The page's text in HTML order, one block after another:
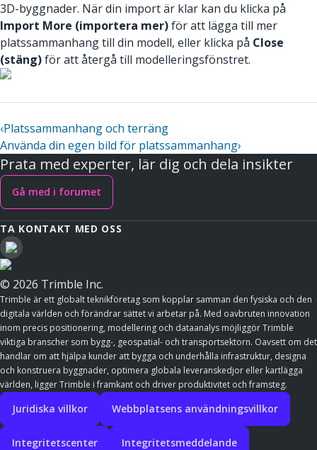
3D-byggnader. När din import är klar kan du klicka på
Import More (importera mer)för att lägga till mer
platssammanhang till din modell, eller klicka på Close
(stäng)för att återgå till modelleringsfönstret.
‹Platssammanhang och terräng
Använda din egen bild för platssammanhang›
Prata med experter, lär dig och dela insikter
Gå med i forumet
TA KONTAKT MED OSS
© 2026 Trimble Inc.
Trimble är ett globalt teknikföretag som kopplar samman den fysiska och den
digitala världen och förändrar sättet vi arbetar på. Med oavbruten innovation
inom precis positionering, modellering och dataanalys möjliggör Trimble
viktiga branscher som bygg-, geospatial- och transportsektorn. Oavsett om det
handlar om att hjälpa kunder att bygga och underhålla infrastruktur, designa
och konstruera byggnader, optimera globala leveranskedjor eller kartlägga
världen, ligger Trimble i framkant och driver produktivitet och framsteg.
Juridiska villkor Webbplatsens användningsvillkor
Integritetscenter Integritetsmeddelande